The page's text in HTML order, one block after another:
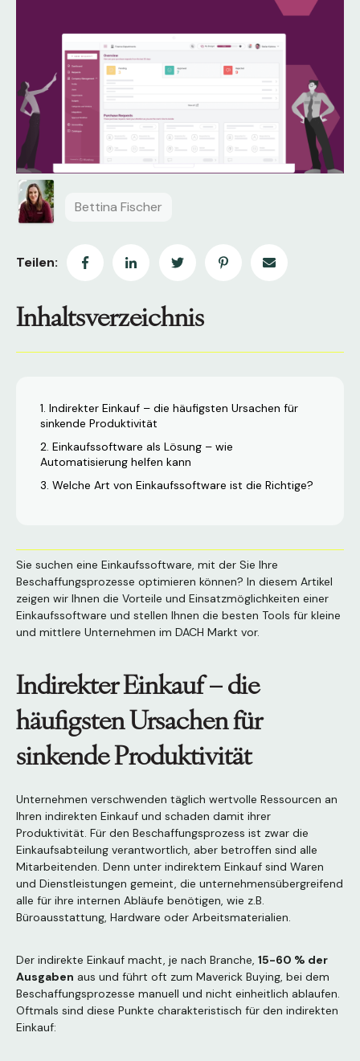
Bettina Fischer
Teilen:
Inhaltsverzeichnis
Indirekter Einkauf – die häufigsten Ursachen für
sinkende Produktivität
Einkaufssoftware als Lösung – wie
Automatisierung helfen kann
Welche Art von Einkaufssoftware ist die Richtige?
Sie suchen eine Einkaufssoftware, mit der Sie Ihre
Beschaffungsprozesse optimieren können? In diesem Artikel
zeigen wir Ihnen die Vorteile und Einsatzmöglichkeiten einer
Einkaufssoftware und stellen Ihnen die besten Tools für kleine
und mittlere Unternehmen im DACH Markt vor.
Indirekter Einkauf – die
häufigsten Ursachen für
sinkende Produktivität
Unternehmen verschwenden täglich wertvolle Ressourcen an
Ihren indirekten Einkauf und schaden damit ihrer
Produktivität. Für den Beschaffungsprozess ist zwar die
Einkaufsabteilung verantwortlich, aber betroffen sind alle
Mitarbeitenden. Denn unter indirektem Einkauf sind Waren
und Dienstleistungen gemeint, die unternehmensübergreifend
alle für ihre internen Abläufe benötigen, wie z.B.
Büroausstattung, Hardware oder Arbeitsmaterialien.
Der indirekte Einkauf macht, je nach Branche, 15-60 % der
Ausgaben aus und führt oft zum Maverick Buying, bei dem
Beschaffungsprozesse manuell und nicht einheitlich ablaufen.
Oftmals sind diese Punkte charakteristisch für den indirekten
Einkauf: